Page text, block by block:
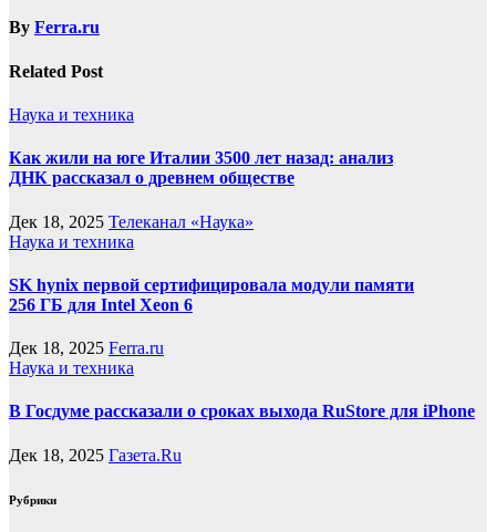
By Ferra.ru
Related Post
Наука и техника
Как жили на юге Италии 3500 лет назад: анализ
ДНК рассказал о древнем обществе
Дек 18, 2025 Телеканал «Наука»
Наука и техника
SK hynix первой сертифицировала модули памяти
256 ГБ для Intel Xeon 6
Дек 18, 2025 Ferra.ru
Наука и техника
В Госдуме рассказали о сроках выхода RuStore для iPhone
Дек 18, 2025 Газета.Ru
Рубрики